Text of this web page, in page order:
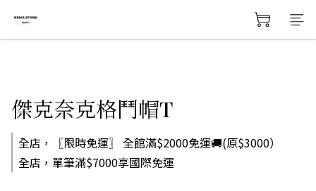
傑克奈克格鬥帽T
全店，〖限時免運〗 全館滿$2000免運🚚(原$3000）
全店，單筆滿$7000享國際免運